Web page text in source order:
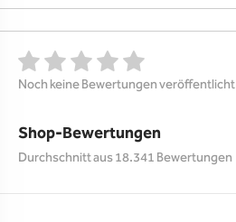
Noch keine Bewertungen veröffentlicht
Shop-Bewertungen
Durchschnitt aus 18.341 Bewertungen